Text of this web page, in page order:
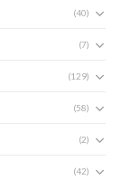
(40)
(7)
(129)
(58)
(2)
(42)